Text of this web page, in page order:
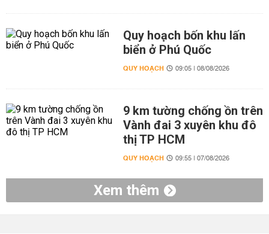
Quy hoạch bốn khu lấn
biển ở Phú Quốc
QUY HOẠCH 09:05 | 08/08/2026
9 km tường chống ồn trên
Vành đai 3 xuyên khu đô
thị TP HCM
QUY HOẠCH 09:55 | 07/08/2026
Xem thêm